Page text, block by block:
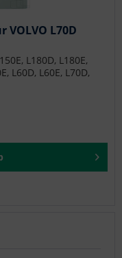
VOLVO L70D
L180D, L180E,
L60D, L60E, L70D,